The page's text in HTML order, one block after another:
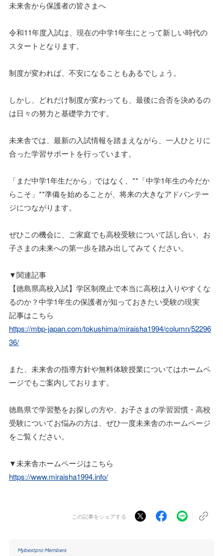
未来舎から保護者の皆さまへ
令和11年度入試は、現在の中学1年生にとって新しい時代の
スタートとなります。
制度が変われば、不安になることもあるでしょう。
しかし、どれだけ制度が変わっても、最後に合否を決めるの
は日々の努力と基礎学力です。
未来舎では、最新の入試情報を踏まえながら、一人ひとりに
合った学習サポートを行っています。
「まだ中学1年生だから」ではなく、**「中学1年生の今だか
らこそ」**準備を始めることが、将来の大きなアドバンテー
ジにつながります。
ぜひこの機会に、ご家庭でも高校受験について話し合い、お
子さまの未来への第一歩を踏み出してみてください。
▼関連記事
【徳島県高校入試】学区制廃止で本当に高校は入りやすくな
るのか？中学1年生の保護者が知っておきたい受験の現実
記事はこちら
https://mbp-japan.com/tokushima/miraisha1994/column/52296
36/
また、未来舎の指導方針や無料体験授業についてはホームペ
ージでもご案内しております。
徳島県で学習塾をお探しの方や、お子さまの学習習慣・高校
受験についてお悩みの方は、ぜひ一度未来舎のホームページ
をご覧ください。
▼未来舎ホームページはこちら
https://www.miraisha1994.info/
この記事をシェアする
Mybestpro Members